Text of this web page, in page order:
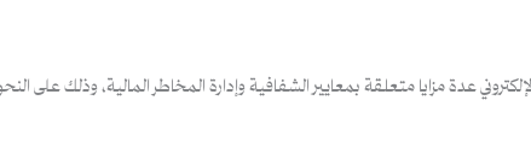
عدة مزايا متعلقة بمعايير الشفافية وإدارة المخاطر المالية، وذلك على النحو